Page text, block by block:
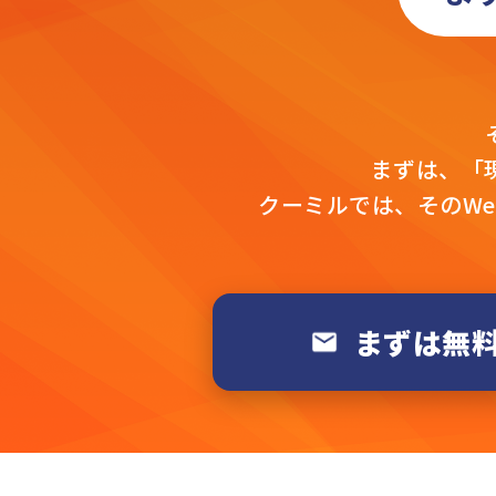
まずは、「
クーミルでは、その
まずは無